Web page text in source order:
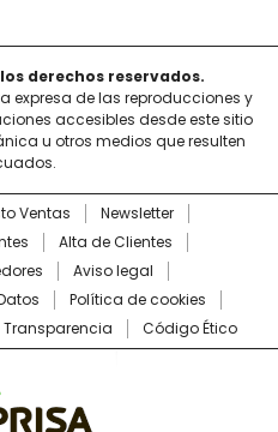
los derechos reservados.
expresa de las reproducciones y
accesibles desde este sitio
u otros medios que resulten
Ventas
Newsletter
Alta de Clientes
Aviso legal
Política de cookies
Transparencia Código Ético